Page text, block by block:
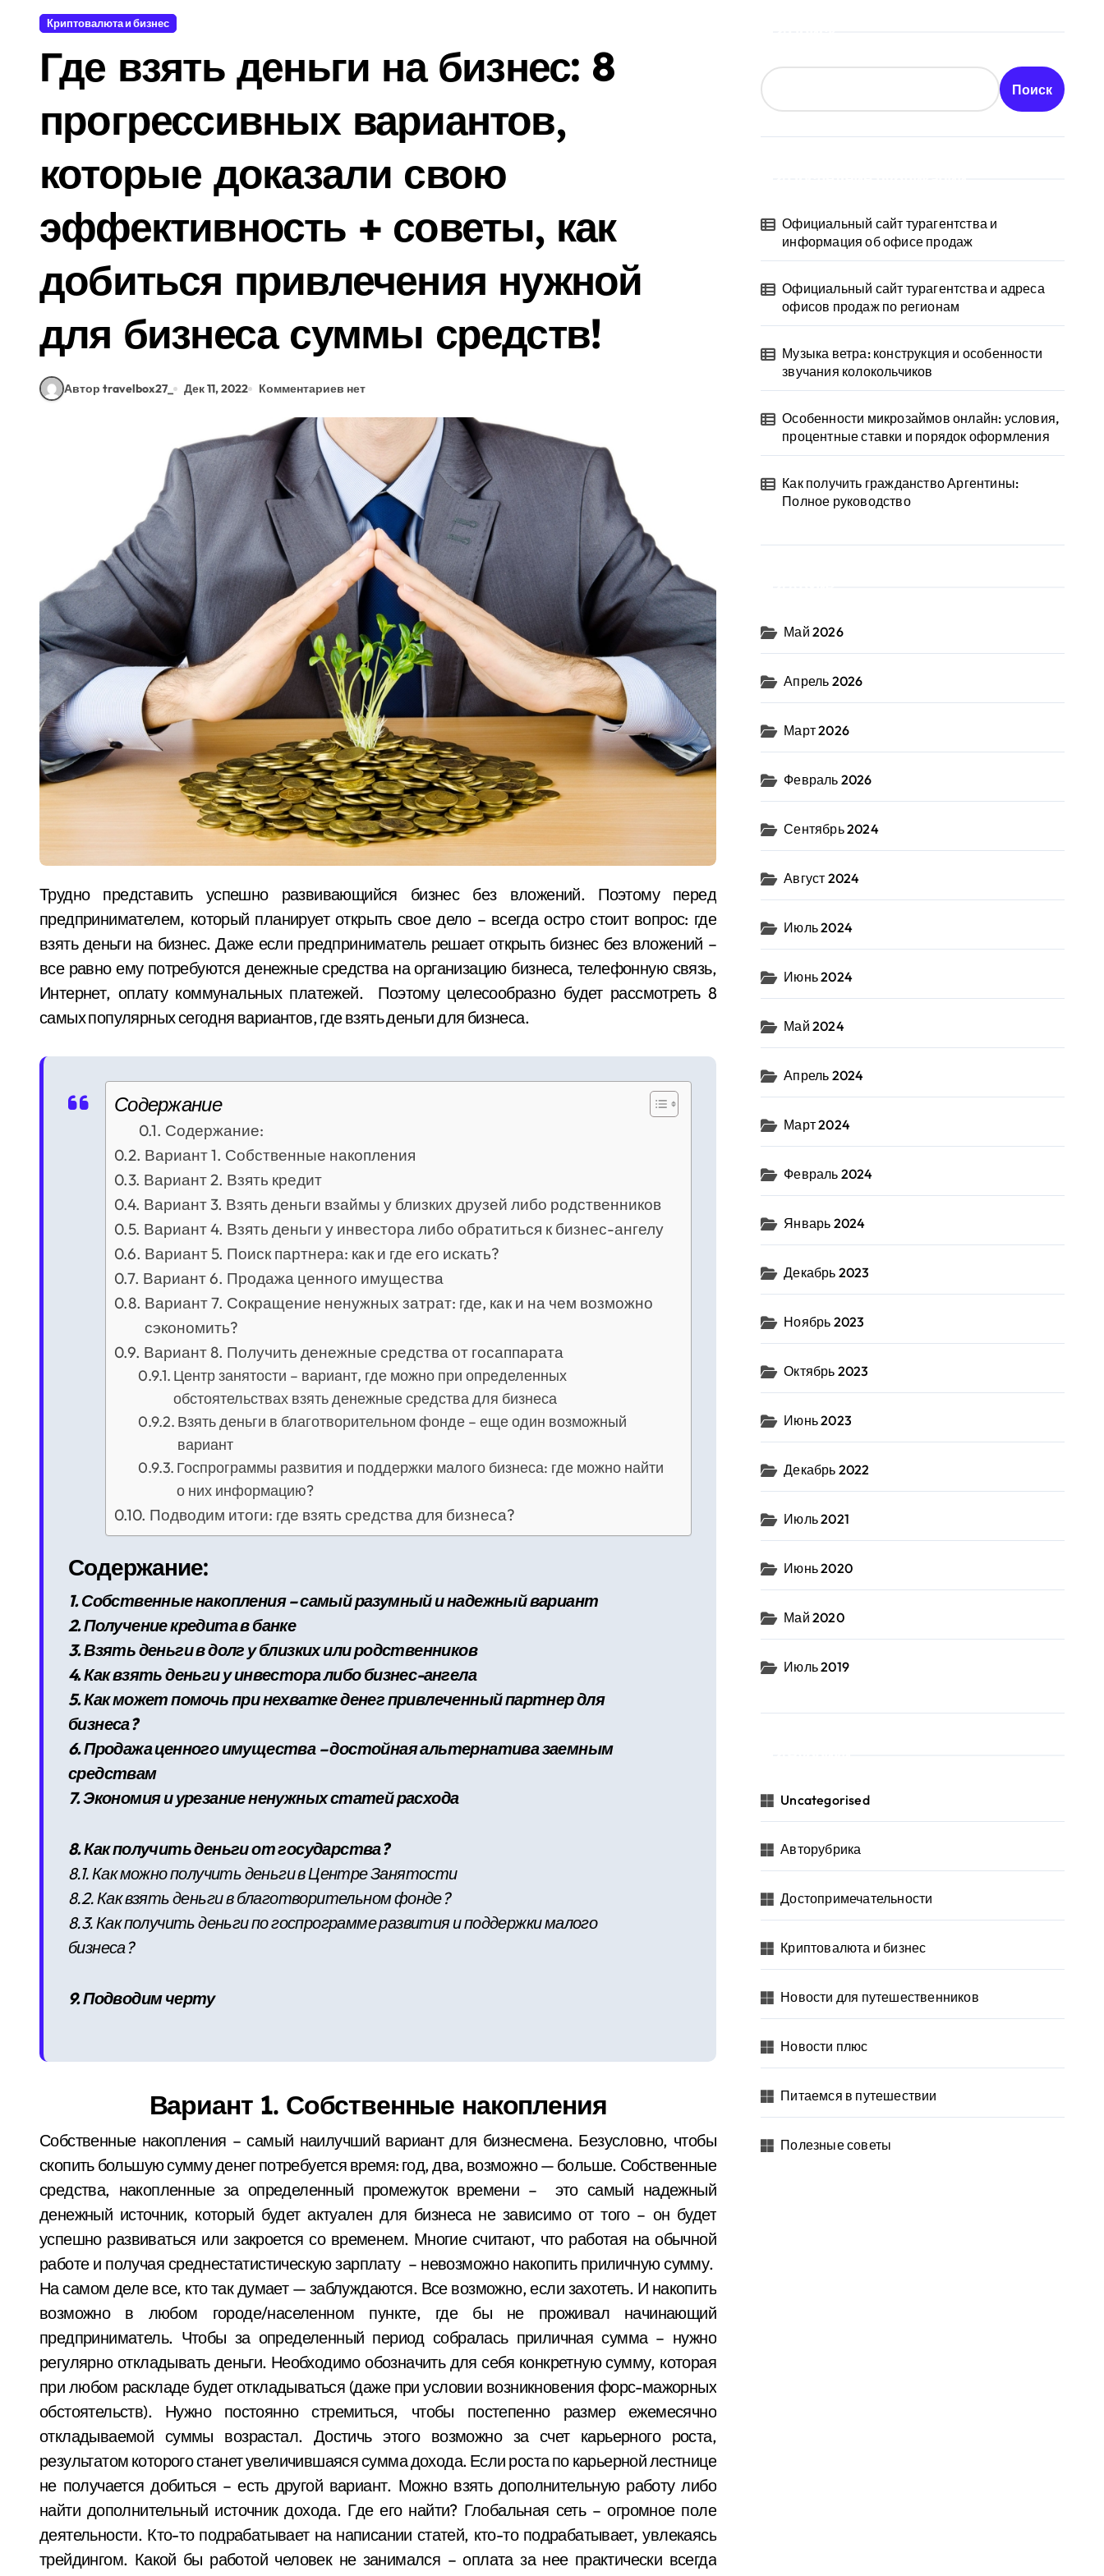
Криптовалюта и бизнес
Где взять деньги на бизнес: 8
прогрессивных вариантов,
которые доказали свою
эффективность + советы, как
добиться привлечения нужной
для бизнеса суммы средств!
Автор travelbox27_ Дек 11, 2022 Комментариев нет
Трудно представить успешно развивающийся бизнес без вложений. Поэтому перед
предпринимателем, который планирует открыть свое дело – всегда остро стоит вопрос: где
взять деньги на бизнес. Даже если предприниматель решает открыть бизнес без вложений –
все равно ему потребуются денежные средства на организацию бизнеса, телефонную связь,
Интернет, оплату коммунальных платежей. Поэтому целесообразно будет рассмотреть 8
самых популярных сегодня вариантов, где взять деньги для бизнеса.
Содержание
Содержание:
Вариант 1. Собственные накопления
Вариант 2. Взять кредит
Вариант 3. Взять деньги взаймы у близких друзей либо родственников
Вариант 4. Взять деньги у инвестора либо обратиться к бизнес-ангелу
Вариант 5. Поиск партнера: как и где его искать?
Вариант 6. Продажа ценного имущества
Вариант 7. Сокращение ненужных затрат: где, как и на чем возможно
сэкономить?
Вариант 8. Получить денежные средства от госаппарата
Центр занятости – вариант, где можно при определенных
обстоятельствах взять денежные средства для бизнеса
Взять деньги в благотворительном фонде – еще один возможный
вариант
Госпрограммы развития и поддержки малого бизнеса: где можно найти
о них информацию?
Подводим итоги: где взять средства для бизнеса?
Содержание:
1. Собственные накопления – самый разумный и надежный вариант
2. Получение кредита в банке
3. Взять деньги в долг у близких или родственников
4. Как взять деньги у инвестора либо бизнес-ангела
5. Как может помочь при нехватке денег привлеченный партнер для
бизнеса?
6. Продажа ценного имущества – достойная альтернатива заемным
средствам
7. Экономия и урезание ненужных статей расхода
8. Как получить деньги от государства?
8.1. Как можно получить деньги в Центре Занятости
8.2. Как взять деньги в благотворительном фонде?
8.3. Как получить деньги по госпрограмме развития и поддержки малого
бизнеса?
9. Подводим черту
Вариант 1. Собственные накопления
Собственные накопления – самый наилучший вариант для бизнесмена. Безусловно, чтобы
скопить большую сумму денег потребуется время: год, два, возможно — больше. Собственные
средства, накопленные за определенный промежуток времени – это самый надежный
денежный источник, который будет актуален для бизнеса не зависимо от того – он будет
успешно развиваться или закроется со временем. Многие считают, что работая на обычной
работе и получая среднестатистическую зарплату – невозможно накопить приличную сумму.
На самом деле все, кто так думает — заблуждаются. Все возможно, если захотеть. И накопить
возможно в любом городе/населенном пункте, где бы не проживал начинающий
предприниматель. Чтобы за определенный период собралась приличная сумма – нужно
регулярно откладывать деньги. Необходимо обозначить для себя конкретную сумму, которая
при любом раскладе будет откладываться (даже при условии возникновения форс-мажорных
обстоятельств). Нужно постоянно стремиться, чтобы постепенно размер ежемесячно
откладываемой суммы возрастал. Достичь этого возможно за счет карьерного роста,
результатом которого станет увеличившаяся сумма дохода. Если роста по карьерной лестнице
не получается добиться – есть другой вариант. Можно взять дополнительную работу либо
найти дополнительный источник дохода. Где его найти? Глобальная сеть – огромное поле
деятельности. Кто-то подрабатывает на написании статей, кто-то подрабатывает, увлекаясь
трейдингом. Какой бы работой человек не занимался – оплата за нее практически всегда
Поиск
Официальный сайт турагентства и
информация об офисе продаж
Официальный сайт турагентства и адреса
офисов продаж по регионам
Музыка ветра: конструкция и особенности
звучания колокольчиков
Особенности микрозаймов онлайн: условия,
процентные ставки и порядок оформления
Как получить гражданство Аргентины:
Полное руководство
Май 2026
Апрель 2026
Март 2026
Февраль 2026
Сентябрь 2024
Август 2024
Июль 2024
Июнь 2024
Май 2024
Апрель 2024
Март 2024
Февраль 2024
Январь 2024
Декабрь 2023
Ноябрь 2023
Октябрь 2023
Июнь 2023
Декабрь 2022
Июль 2021
Июнь 2020
Май 2020
Июль 2019
Uncategorised
Авторубрика
Достопримечательности
Криптовалюта и бизнес
Новости для путешественников
Новости плюс
Питаемся в путешествии
Полезные советы